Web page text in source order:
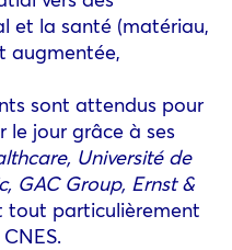
et la santé (matériau,
augmentée,
sont attendus pour
le jour grâce à ses
Université de
GAC Group, Ernst &
tout particulièrement